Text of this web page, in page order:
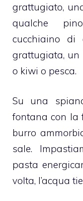
grattugiato,
qualche
cucchiaino di
grattugiata, un
o kiwi o pesca.
Su una
fontana con la
burro
sale.
pasta
volta, l’acqua